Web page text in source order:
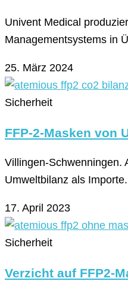
Univent Medical
Managementsystems in
25. März 2024
Sicherheit
FFP-2-Masken von
Villingen-Schwenningen.
Umweltbilanz als
17. April 2023
Sicherheit
Verzicht auf FFP2-